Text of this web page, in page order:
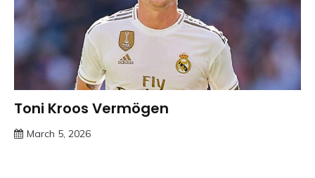
Trends
Toni Kroos Vermögen
March 5, 2026